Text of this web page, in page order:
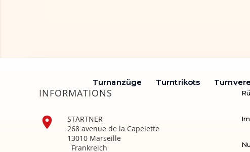
Turnanzüge Turntrikots
Turnanzüge Turntrikots
INFORMATIONS

STARTNER
268 avenue de la Capelette
13010 Marseille
Frankreich